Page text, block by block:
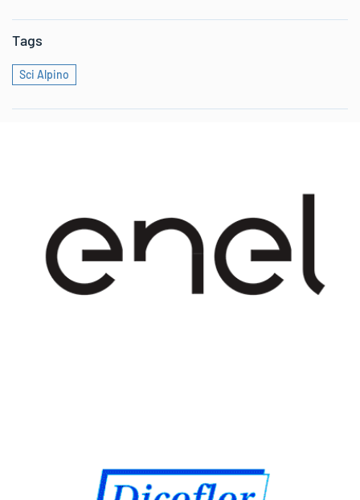
Tags
Sci Alpino